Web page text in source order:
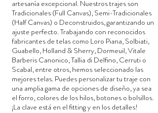
artesanía excepcional. Nuestros trajes son
Tradicionales (Full Canvas), Semi-Tradicionales
(Half Canvas) o Deconstruidos, garantizando un
ajuste perfecto. Trabajando con reconocidos
fabricantes de telas como Loro Piana, Solbiati,
Guabello, Holland & Sherry, Dormeuil, Vitale
Barberis Canonico, Tallia di Delfino, Cerruti o
Scabal, entre otros, hemos seleccionado las
mejores telas. Puedes personalizar tu traje con
una amplia gama de opciones de diseño, ya sea
el forro, colores de los hilos, botones o bolsillos.
¡La clave está en el fitting y en los detalles!